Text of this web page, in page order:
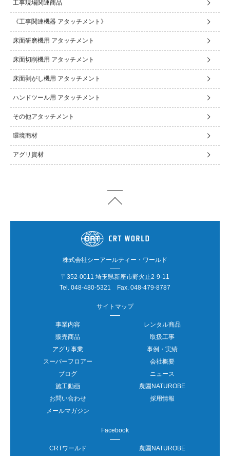
工事現場関連商品
《工事関連機器 アタッチメント》
床面研磨機用 アタッチメント
床面切削機用 アタッチメント
床面剥がし機用 アタッチメント
ハンドツール用 アタッチメント
その他アタッチメント
環境商材
アグリ資材
株式会社シーアールティー・ワールド
〒352-0011 埼玉県新座市野火止2-9-11
Tel. 048-480-5321 Fax. 048-479-8787
サイトマップ
事業内容
レンタル商品
販売商品
取扱工事
アグリ事業
事例・実績
スーパーフロアー
会社概要
ブログ
ニュース
施工動画
農園NATUROBE
お問い合わせ
採用情報
メールマガジン
Facebook
CRTワールド 農園NATUROBE